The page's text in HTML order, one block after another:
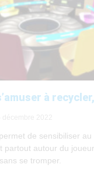
à
permet de sensibiliser
partout autour du
se tromper.